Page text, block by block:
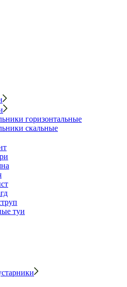
горизонтальные
скальные
туи